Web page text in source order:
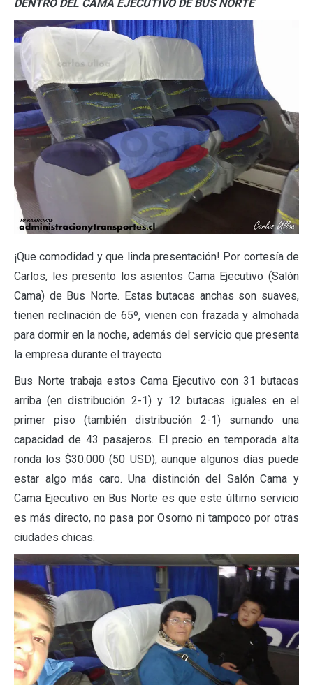
DENTRO DEL CAMA EJECUTIVO DE BUS NORTE
¡Que comodidad y que linda presentación! Por cortesía de
Carlos, les presento los asientos Cama Ejecutivo (Salón
Cama) de Bus Norte. Estas butacas anchas son suaves,
tienen reclinación de 65º, vienen con frazada y almohada
para dormir en la noche, además del servicio que presenta
la empresa durante el trayecto.
Bus Norte trabaja estos Cama Ejecutivo con 31 butacas
arriba (en distribución 2-1) y 12 butacas iguales en el
primer piso (también distribución 2-1) sumando una
capacidad de 43 pasajeros. El precio en temporada alta
ronda los $30.000 (50 USD), aunque algunos días puede
estar algo más caro. Una distinción del Salón Cama y
Cama Ejecutivo en Bus Norte es que este último servicio
es más directo, no pasa por Osorno ni tampoco por otras
ciudades chicas.